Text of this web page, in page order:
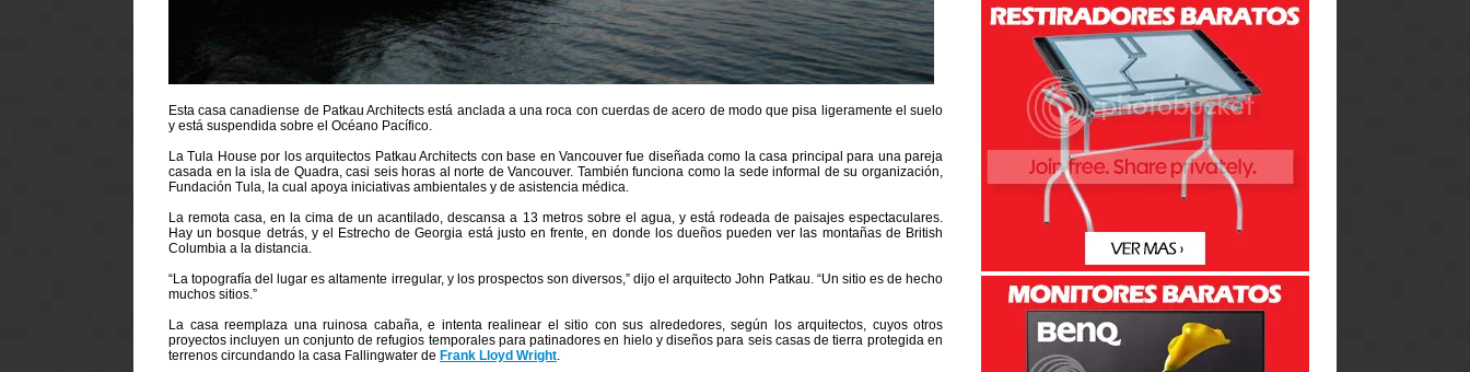
Esta casa canadiense de Patkau Architects está anclada a una roca con cuerdas de acero de modo que pisa ligeramente el suelo
y está suspendida sobre el Océano Pacífico.
La Tula House por los arquitectos Patkau Architects con base en Vancouver fue diseñada como la casa principal para una pareja
casada en la isla de Quadra, casi seis horas al norte de Vancouver. También funciona como la sede informal de su organización,
Fundación Tula, la cual apoya iniciativas ambientales y de asistencia médica.
La remota casa, en la cima de un acantilado, descansa a 13 metros sobre el agua, y está rodeada de paisajes espectaculares.
Hay un bosque detrás, y el Estrecho de Georgia está justo en frente, en donde los dueños pueden ver las montañas de British
Columbia a la distancia.
“La topografía del lugar es altamente irregular, y los prospectos son diversos,” dijo el arquitecto John Patkau. “Un sitio es de hecho
muchos sitios.”
La casa reemplaza una ruinosa cabaña, e intenta realinear el sitio con sus alrededores, según los arquitectos, cuyos otros
proyectos incluyen un conjunto de refugios temporales para patinadores en hielo y diseños para seis casas de tierra protegida en
terrenos circundando la casa Fallingwater de Frank Lloyd Wright.